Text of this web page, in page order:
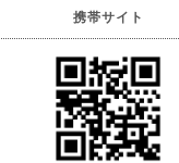
携帯サイト